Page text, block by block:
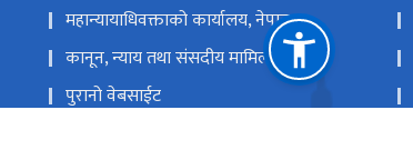
महान्यायाधिवक्ताको कार्यालय, नेपाल
कानून, न्याय तथा संसदीय मामिला मन्त्रालय
पुरानो वेबसाईट